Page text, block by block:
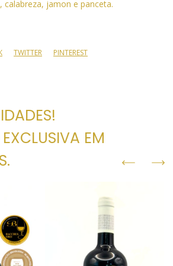
jamon e panceta.
TWITTER PINTEREST
EM